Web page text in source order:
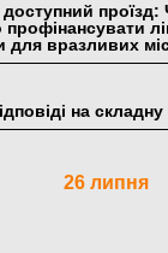
профінансувати
для вразливих
на складну
26 липня